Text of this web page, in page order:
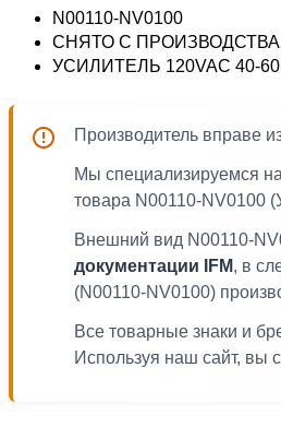
N00110-NV0100
СНЯТО С
УСИЛИТЕЛЬ 120VAC 40-
Производитель вправе
Мы специализируемся
товара N00110-NV0100
Внешний вид N00110-
документации IFM, в
(N00110-NV0100)
Все товарные знаки и
Используя наш сайт, вы